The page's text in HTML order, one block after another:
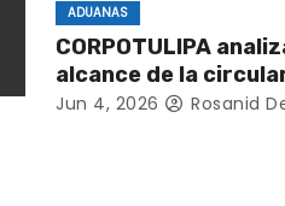
ADUANAS
CORPOTULIPA
alcance de la circular
para impulsar el
Jun 4, 2026 Rosanid